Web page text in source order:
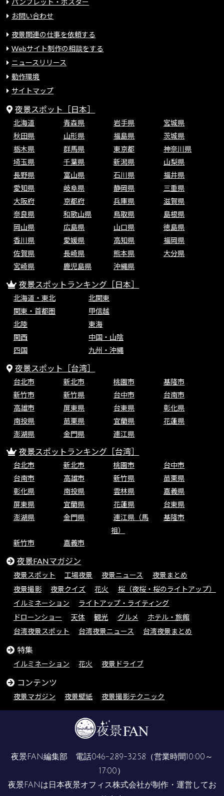
パンフレット・ポスター
お問い合わせ
夜景関連の仕事を依頼する
Webサイト制作の相談をする
ニュースリリース
動作環境
サイトマップ
夜景スポット［日本］
北海道 青森県 岩手県
宮城県
秋田県
山形県 福島県
茨城県
栃木県
群馬県 東京都
神奈川県
埼玉県
千葉県 新潟県
山梨県
長野県
富山県 石川県
福井県
愛知県
岐阜県 静岡県
三重県
大阪府
京都府 兵庫県
滋賀県
奈良県
和歌山県 鳥取県
島根県
岡山県
広島県 山口県
徳島県
香川県
愛媛県 高知県
福岡県
佐賀県
長崎県 熊本県
大分県
宮崎県
鹿児島県 沖縄県
夜景スポットランキング［日本］
北海道・東北
北関東
関東・首都圏
甲信越
北陸
東海
関西
中国・山陰
四国
九州・沖縄
夜景スポット［台湾］
台北市 新北市 桃園市
基隆市
新竹市
新竹県 台中市
台南市
高雄市
屏東県 台東県
彰化県
南投県
苗栗県 宜蘭県
花蓮県
澎湖県
金門県 連江県
夜景スポットランキング［台湾］
台北市 新北市 桃園市
台中市
台南市
高雄市 新竹県
苗栗県
彰化県
南投県 雲林県
嘉義県
屏東県
宜蘭県 花蓮県
台東県
澎湖県
金門県
連江県（馬
祖）
基隆市
新竹市 嘉義市
夜景FANマガジン
夜景スポット 工場夜景 夜景ニュース
夜景まとめ
夜景撮影
夜景クイズ 花火
桜（夜桜・桜のライトアップ）
イルミネーション
ライトアップ・ライティング
ドローンショー
天体 観光 グルメ
ホテル・旅館
台湾夜景スポット
台湾夜景ニュース 台湾夜景まとめ
特集
イルミネーション 花火 夜景ドライブ
コンテンツ
夜景マガジン 夜景壁紙 夜景撮影テクニック
夜景FAN編集部 電話046-289-3258 （営業時間10:00～
17:00）
夜景FANは 日本夜景オフィス株式会社が制作・運営してお